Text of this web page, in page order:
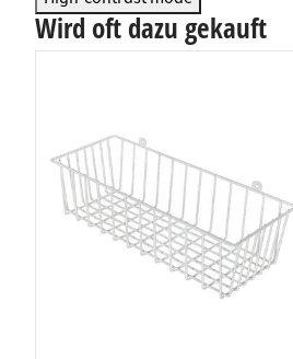
Wird oft dazu gekauft